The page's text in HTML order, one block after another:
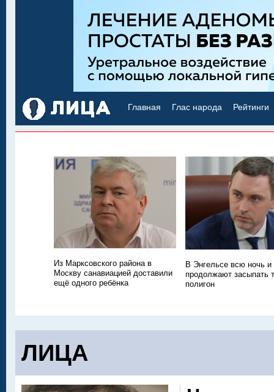
Главная Глас народа Рейтинги
Из Марксовского района в
Москву санавиацией доставили
ещё одного ребёнка
В Энгельсе всю ночь и
продолжают засыпать
полигон
ЛИЦА